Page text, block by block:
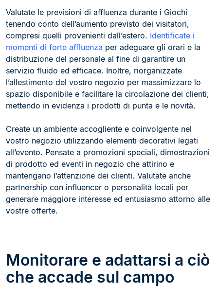
Valutate le previsioni di affluenza durante i Giochi
tenendo conto dell’aumento previsto dei visitatori,
compresi quelli provenienti dall’estero. Identificate i
momenti di forte affluenza per adeguare gli orari e la
distribuzione del personale al fine di garantire un
servizio fluido ed efficace. Inoltre, riorganizzate
l’allestimento del vostro negozio per massimizzare lo
spazio disponibile e facilitare la circolazione dei clienti,
mettendo in evidenza i prodotti di punta e le novità.
Create un ambiente accogliente e coinvolgente nel
vostro negozio utilizzando elementi decorativi legati
all’evento. Pensate a promozioni speciali, dimostrazioni
di prodotto ed eventi in negozio che attirino e
mantengano l’attenzione dei clienti. Valutate anche
partnership con influencer o personalità locali per
generare maggiore interesse ed entusiasmo attorno alle
vostre offerte.
Monitorare e adattarsi a ciò
che accade sul campo